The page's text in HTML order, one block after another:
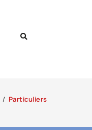
/ Particuliers